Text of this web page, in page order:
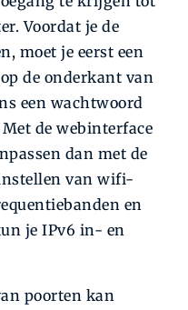
Voordat je de
moet je eerst een
de onderkant van
een wachtwoord
de webinterface
dan met de
van wifi-
en
je IPv6 in- en
poorten kan